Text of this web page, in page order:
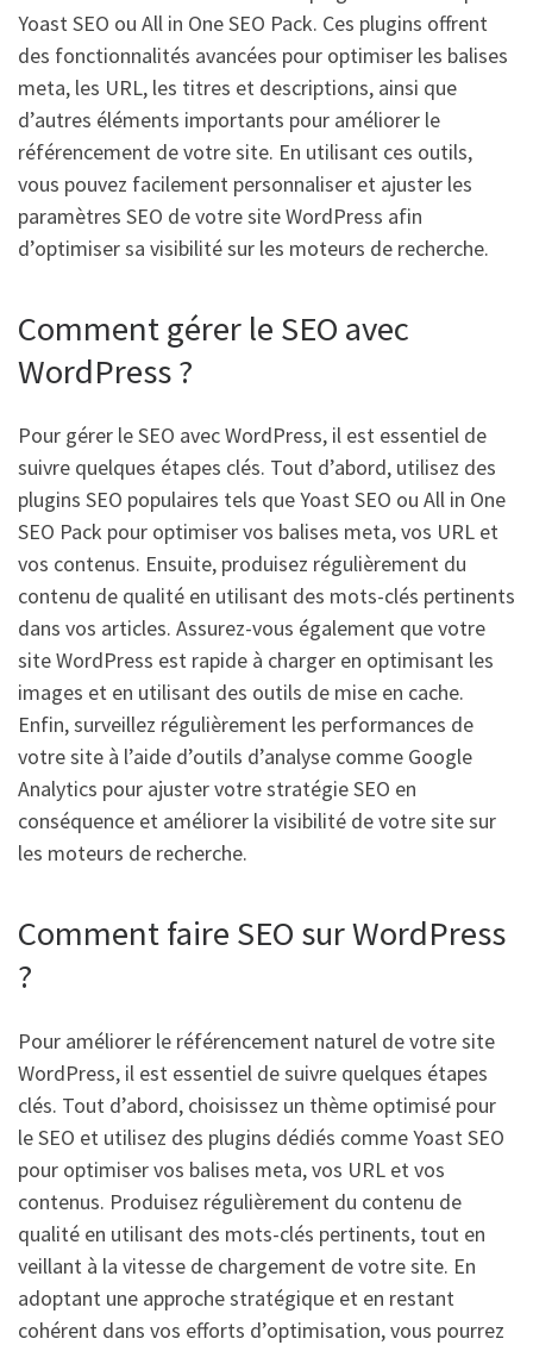
Yoast SEO ou All in One SEO Pack. Ces plugins offrent
des fonctionnalités avancées pour optimiser les balises
meta, les URL, les titres et descriptions, ainsi que
d’autres éléments importants pour améliorer le
référencement de votre site. En utilisant ces outils,
vous pouvez facilement personnaliser et ajuster les
paramètres SEO de votre site WordPress afin
d’optimiser sa visibilité sur les moteurs de recherche.
Comment gérer le SEO avec
WordPress ?
Pour gérer le SEO avec WordPress, il est essentiel de
suivre quelques étapes clés. Tout d’abord, utilisez des
plugins SEO populaires tels que Yoast SEO ou All in One
SEO Pack pour optimiser vos balises meta, vos URL et
vos contenus. Ensuite, produisez régulièrement du
contenu de qualité en utilisant des mots-clés pertinents
dans vos articles. Assurez-vous également que votre
site WordPress est rapide à charger en optimisant les
images et en utilisant des outils de mise en cache.
Enfin, surveillez régulièrement les performances de
votre site à l’aide d’outils d’analyse comme Google
Analytics pour ajuster votre stratégie SEO en
conséquence et améliorer la visibilité de votre site sur
les moteurs de recherche.
Comment faire SEO sur WordPress
?
Pour améliorer le référencement naturel de votre site
WordPress, il est essentiel de suivre quelques étapes
clés. Tout d’abord, choisissez un thème optimisé pour
le SEO et utilisez des plugins dédiés comme Yoast SEO
pour optimiser vos balises meta, vos URL et vos
contenus. Produisez régulièrement du contenu de
qualité en utilisant des mots-clés pertinents, tout en
veillant à la vitesse de chargement de votre site. En
adoptant une approche stratégique et en restant
cohérent dans vos efforts d’optimisation, vous pourrez